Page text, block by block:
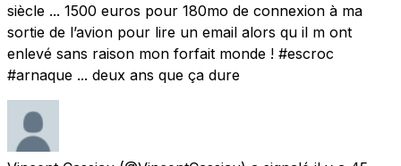
siècle ... 1500 euros pour 180mo de connexion à ma
sortie de l’avion pour lire un email alors qu il m ont
enlevé sans raison mon forfait monde ! #escroc
#arnaque ... deux ans que ça dure